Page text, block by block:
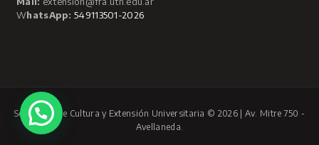
WhatsApp: 549113501-2026
Secretaría de Cultura y Extensión Universitaria © 2026 | Av. Mitre 750 -
Avellaneda.